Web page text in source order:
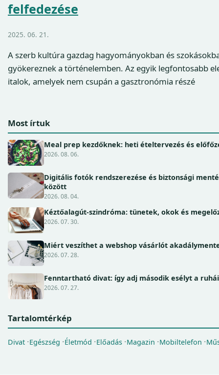
felfedezése
2025. 06. 21.
A szerb kultúra gazdag hagyományokban és
gyökereznek a történelemben. Az egyik legfontosabb
italok, amelyek nem csupán a gasztronómia részé
Most írtuk
Meal prep kezdőknek: heti ételtervezés és
2026. 08. 06.
Digitális fotók rendszerezése és biztonsági
között
2026. 08. 04.
Kéztőalagút-szindróma: tünetek, okok és
2026. 07. 30.
Miért veszíthet a webshop vásárlót
2026. 07. 28.
Fenntartható divat: így adj második esélyt a
2026. 07. 27.
Tartalomtérkép
Divat Egészség Életmód Előadás Magazin Mobiltelefon